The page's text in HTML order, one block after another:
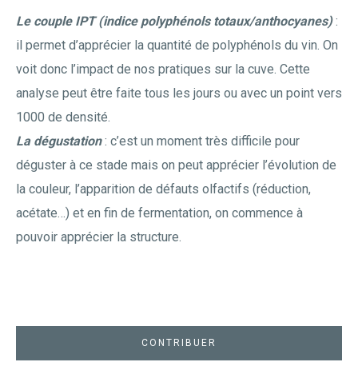
Le couple IPT (indice polyphénols totaux/anthocyanes):
il permet d’apprécier la quantité de polyphénols du vin. On
voit donc l’impact de nos pratiques sur la cuve. Cette
analyse peut être faite tous les jours ou avec un point vers
1000 de densité.
La dégustation: c’est un moment très difficile pour
déguster à ce stade mais on peut apprécier l’évolution de
la couleur, l’apparition de défauts olfactifs (réduction,
acétate…) et en fin de fermentation, on commence à
pouvoir apprécier la structure.
CONTRIBUER